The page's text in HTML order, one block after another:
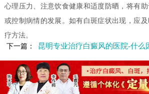
心理压力、注意饮食健康和适度防晒，将有
或控制病情的发展。如有白斑症状出现，应
疗方法。
下一篇：
昆明专业治疗白癜风的医院-什么因素可